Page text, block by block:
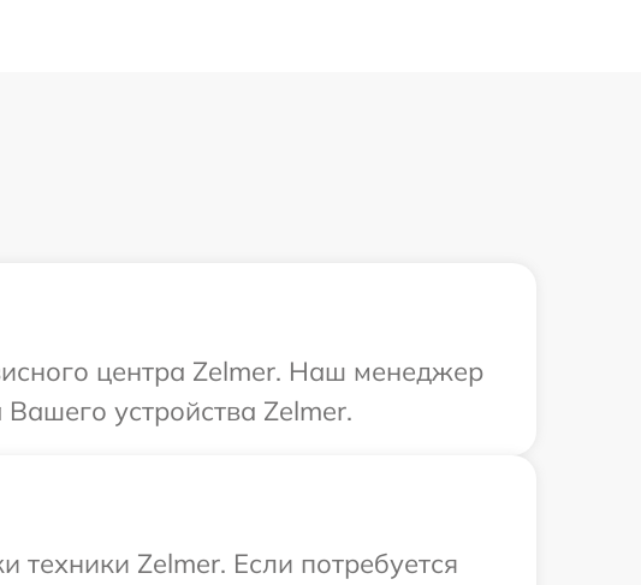
центра Zelmer. Наш менеджер
устройства Zelmer.
техники Zelmer. Если потребуется